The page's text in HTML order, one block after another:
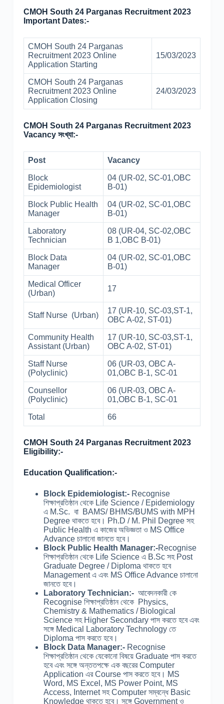
CMOH South 24 Parganas Recruitment 2023
Important Dates:-
CMOH South 24 Parganas
Recruitment 2023 Online
Application Starting
15/03/2023
CMOH South 24 Parganas
Recruitment 2023 Online
Application Closing
24/03/2023
CMOH South 24 Parganas Recruitment 2023
Vacancy সংখ্যা:-
Post Vacancy
Block
Epidemiologist
04 (UR-02, SC-01,OBC
B-01)
Block Public Health
Manager
04 (UR-02, SC-01,OBC
B-01)
Laboratory
Technician
08 (UR-04, SC-02,OBC
B 1,OBC B-01)
Block Data
Manager
04 (UR-02, SC-01,OBC
B-01)
Medical Officer
(Urban)
17
Staff Nurse (Urban)
17 (UR-10, SC-03,ST-1,
OBC A-02, ST-01)
Community Health
Assistant (Urban)
17 (UR-10, SC-03,ST-1,
OBC A-02, ST-01)
Staff Nurse
(Polyclinic)
06 (UR-03, OBC A-
01,OBC B-1, SC-01
Counsellor
(Polyclinic)
06 (UR-03, OBC A-
01,OBC B-1, SC-01
Total 66
CMOH South 24 Parganas Recruitment 2023
Eligibility:-
Education Qualification:-
Block Epidemiologist:-Recognise
শিক্ষাপ্রতিষ্ঠান থেকে Life Science / Epidemiology
এ M.Sc. বা BAMS/ BHMS/BUMS with MPH
Degree থাকতে হবে। Ph.D / M. Phil Degree সহ
Public Health এ কাজের অভিজ্ঞতা ও MS Office
Advance চালানো জানতে হবে।
Block Public Health Manager:-Recognise
শিক্ষাপ্রতিষ্ঠান থেকে Life Science এ B.Sc সহ Post
Graduate Degree / Diploma থাকতে হবে
Management এ এবং MS Office Advance চালানো
জানতে হবে।
Laboratory Technician:- আবেদনকারী কে
Recognise শিক্ষাপ্রতিষ্ঠান থেকে Physics,
Chemistry & Mathematics / Biological
Science সহ Higher Secondary পাস করতে হবে এবং
সঙ্গে Medical Laboratory Technology তে
Diploma পাস করতে হবে।
Block Data Manager:- Recognise
শিক্ষাপ্রতিষ্ঠান থেকে যেকোনো বিষয়ে Graduate পাস করতে
হবে এবং সঙ্গে অন্ততপক্ষে এক বছরের Computer
Application এর Course পাস করতে হবে। MS
Word, MS Excel, MS Power Point, MS
Access, Internet সহ Computer সম্বন্ধে Basic
Knowledge থাকতে হবে। সঙ্গে Government ও